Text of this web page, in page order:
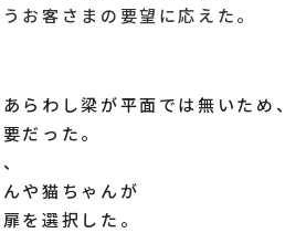
お客さまの要望に応えた。
らわし梁が平面では無いため、
だった。
や猫ちゃんが
を選択した。